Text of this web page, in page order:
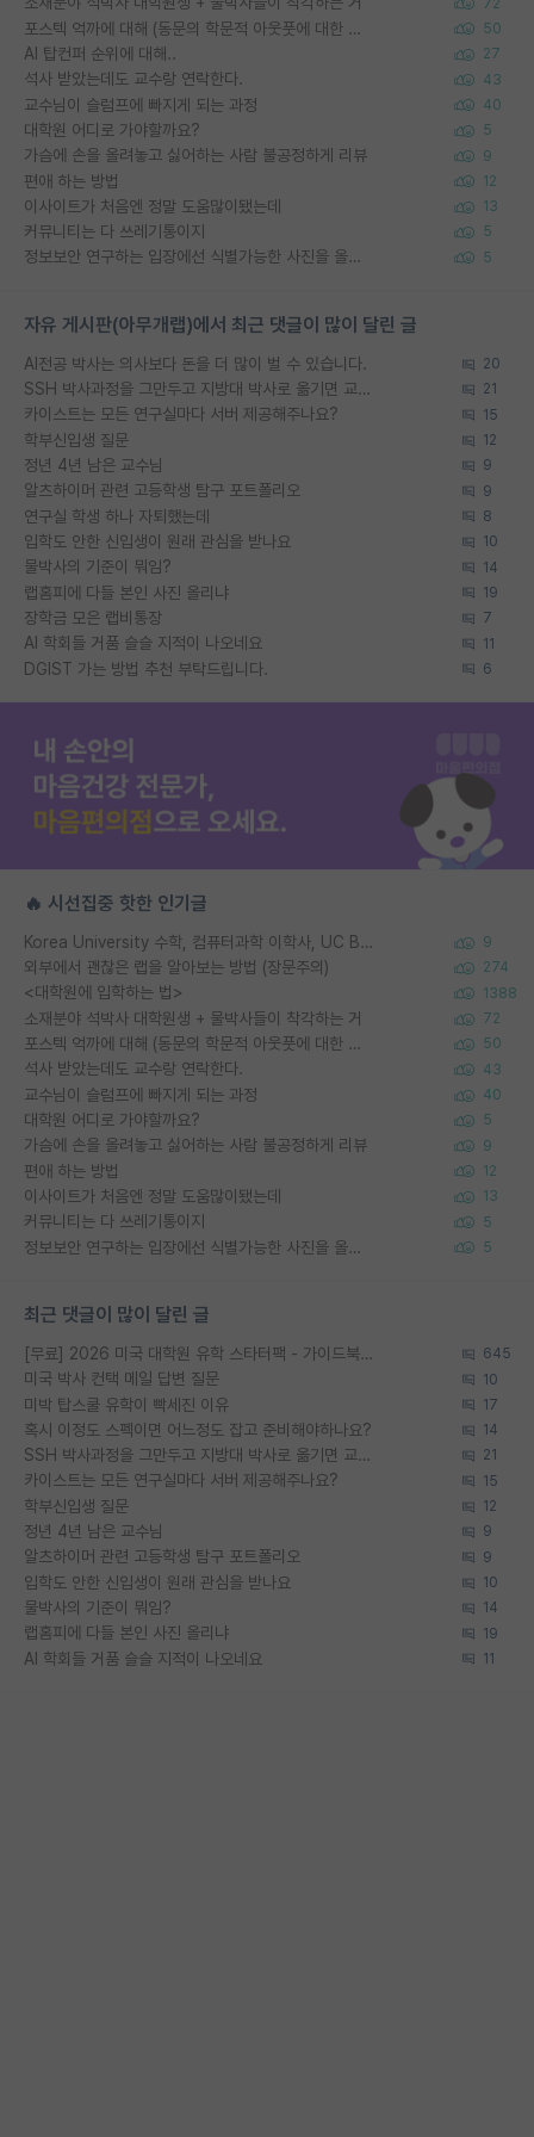
포스텍 억까에 대해 (동문의 학문적 아웃풋에 대한 반박) 50
AI 탑컨퍼 순위에 대해.. 27
석사 받았는데도 교수랑 연락한다. 43
교수님이 슬럼프에 빠지게 되는 과정 40
대학원 어디로 가야할까요? 5
가슴에 손을 올려놓고 싫어하는 사람 불공정하게 리뷰 9
편애 하는 방법 12
이사이트가 처음엔 정말 도움많이됐는데 13
커뮤니티는 다 쓰레기통이지 5
정보보안 연구하는 입장에선 식별가능한 사진을 올리는건 비추이긴함 5
자유 게시판(아무개랩)에서 최근 댓글이 많이 달린 글
AI전공 박사는 의사보다 돈을 더 많이 벌 수 있습니다. 20
SSH 박사과정을 그만두고 지방대 박사로 옮기면 교수의 꿈은 끝일까요? 21
카이스트는 모든 연구실마다 서버 제공해주나요? 15
학부신입생 질문 12
정년 4년 남은 교수님 9
알츠하이머 관련 고등학생 탐구 포트폴리오 9
연구실 학생 하나 자퇴했는데 8
입학도 안한 신입생이 원래 관심을 받나요 10
물박사의 기준이 뭐임? 14
랩홈피에 다들 본인 사진 올리냐 19
장학금 모은 랩비통장 7
AI 학회들 거품 슬슬 지적이 나오네요 11
DGIST 가는 방법 추천 부탁드립니다. 6
🔥 시선집중 핫한 인기글
Korea University 수학, 컴퓨터과학 이학사, UC Berkeley 산업공학 대학원 공학박사가 되는 것은 쉽지 않겠죠? 9
외부에서 괜찮은 랩을 알아보는 방법 (장문주의) 274
<대학원에 입학하는 법> 1388
소재분야 석박사 대학원생 + 물박사들이 착각하는 거 72
포스텍 억까에 대해 (동문의 학문적 아웃풋에 대한 반박) 50
석사 받았는데도 교수랑 연락한다. 43
교수님이 슬럼프에 빠지게 되는 과정 40
대학원 어디로 가야할까요? 5
가슴에 손을 올려놓고 싫어하는 사람 불공정하게 리뷰 9
편애 하는 방법 12
이사이트가 처음엔 정말 도움많이됐는데 13
커뮤니티는 다 쓰레기통이지 5
정보보안 연구하는 입장에선 식별가능한 사진을 올리는건 비추이긴함 5
최근 댓글이 많이 달린 글
[무료] 2026 미국 대학원 유학 스타터팩 - 가이드북 & 합격자 컨택메일 템플릿 645
미국 박사 컨택 메일 답변 질문 10
미박 탑스쿨 유학이 빡세진 이유 17
혹시 이정도 스펙이면 어느정도 잡고 준비해야하나요? 14
SSH 박사과정을 그만두고 지방대 박사로 옮기면 교수의 꿈은 끝일까요? 21
카이스트는 모든 연구실마다 서버 제공해주나요? 15
학부신입생 질문 12
정년 4년 남은 교수님 9
알츠하이머 관련 고등학생 탐구 포트폴리오 9
입학도 안한 신입생이 원래 관심을 받나요 10
물박사의 기준이 뭐임? 14
랩홈피에 다들 본인 사진 올리냐 19
AI 학회들 거품 슬슬 지적이 나오네요 11